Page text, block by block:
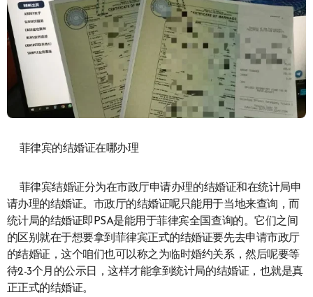
菲律宾的结婚证在哪办理
菲律宾结婚证分为在市政厅申请办理的结婚证和在统计局申
请办理的结婚证。市政厅的结婚证呢只能用于当地来查询，而
统计局的结婚证即PSA是能用于菲律宾全国查询的。它们之间
的区别就在于想要拿到菲律宾正式的结婚证要先去申请市政厅
的结婚证，这个咱们也可以称之为临时婚约关系，然后呢要等
待2-3个月的公示日，这样才能拿到统计局的结婚证，也就是真
正正式的结婚证。